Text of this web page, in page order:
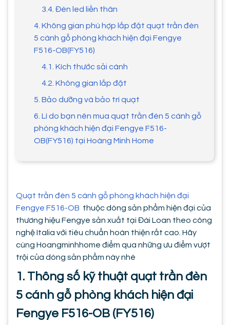
3.4. Đèn led liền thân
4. Không gian phù hợp lắp đặt quạt trần đèn
5 cánh gỗ phòng khách hiện đại Fengye
F516-OB(FY516)
4.1. Kích thước sải cánh
4.2. Không gian lắp đặt
5. Bảo dưỡng và bảo trì quạt
6. Lí do bạn nên mua quạt trần đèn 5 cánh gỗ
phòng khách hiện đại Fengye F516-
OB(FY516) tại Hoàng Minh Home
Quạt trần đèn 5 cánh gỗ phòng khách hiện đại
Fengye F516-OB thuộc dòng sản phẩm hiện đại của
thương hiệu Fengye sản xuất tại Đài Loan theo công
nghệ Italia với tiêu chuẩn hoàn thiện rất cao. Hãy
cùng Hoangminhhome điểm qua những ưu điểm vượt
trội của dòng sản phẩm này nhé
1. Thông số kỹ thuật quạt trần đèn
5 cánh gỗ phòng khách hiện đại
Fengye F516-OB (FY516)